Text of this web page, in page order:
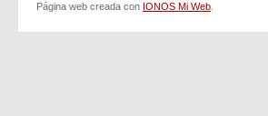
Página web creada con IONOS Mi Web